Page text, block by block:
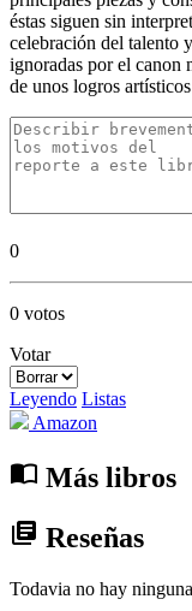
éstas siguen sin
celebración del talento
ignoradas por el canon
de unos logros
0
0 votos
Votar
Leyendo Listas
Amazon
import_contacts Más libros
library_books Reseñas
Todavia no hay